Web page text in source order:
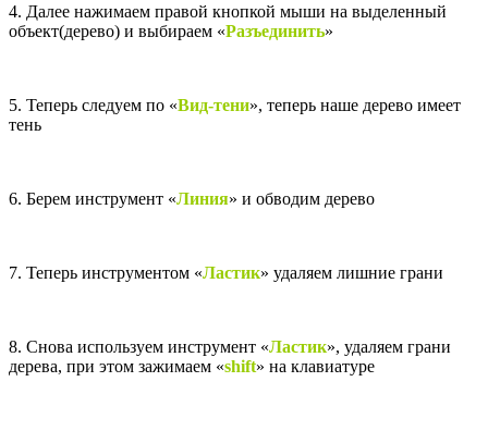
4. Далее нажимаем правой кнопкой мыши на выделенный
объект(дерево) и выбираем «Разъединить»
5. Теперь следуем по «Вид-тени», теперь наше дерево имеет
тень
6. Берем инструмент «Линия» и обводим дерево
7. Теперь инструментом «Ластик» удаляем лишние грани
8. Снова используем инструмент «Ластик», удаляем грани
дерева, при этом зажимаем «shift» на клавиатуре